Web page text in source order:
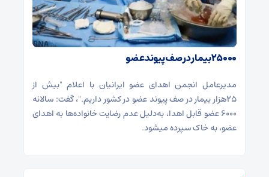
۲۵۰۰۰بیمار در صف پیوند عضو
مدیرعامل انجمن اهدای عضو ایرانیان با اعلام "بیش از
۲۵هزار بیمار در صف پیوند عضو در کشور داریم."، گفت: سالانه
۶۰۰۰ عضو قابل اهدا، به‌دلیل عدم رضایت خانواده‌ها به اهدای
عضو، به خاک سپرده می‎شود.